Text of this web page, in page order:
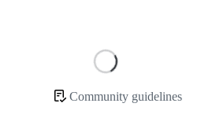
Community guidelines